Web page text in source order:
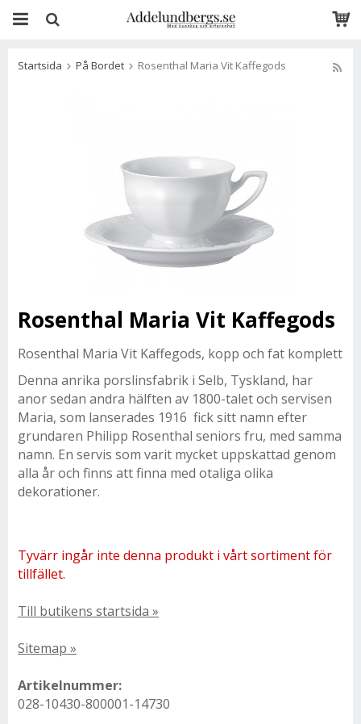
Startsida På Bordet Rosenthal Maria Vit Kaffegods
Rosenthal Maria Vit Kaffegods
Rosenthal Maria Vit Kaffegods, kopp och fat komplett
Denna anrika porslinsfabrik i Selb, Tyskland, har
anor sedan andra hälften av 1800-talet och servisen
Maria, som lanserades 1916 fick sitt namn efter
grundaren Philipp Rosenthal seniors fru, med samma
namn. En servis som varit mycket uppskattad genom
alla år och finns att finna med otaliga olika
dekorationer.
Tyvärr ingår inte denna produkt i vårt sortiment för
tillfället.
Till butikens startsida »
Sitemap »
Artikelnummer:
028-10430-800001-14730